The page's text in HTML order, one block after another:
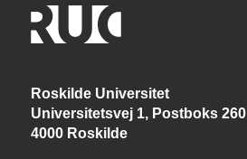
Roskilde Universitet
Universitetsvej 1, Postboks 260
4000 Roskilde